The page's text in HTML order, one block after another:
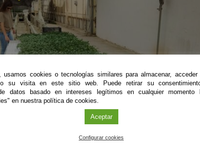
usamos cookies o tecnologías similares para almacenar,
su visita en este sitio web. Puede retirar su
datos basado en intereses legítimos en cualquier momento
en nuestra política de cookies.
Aceptar
Configurar cookies